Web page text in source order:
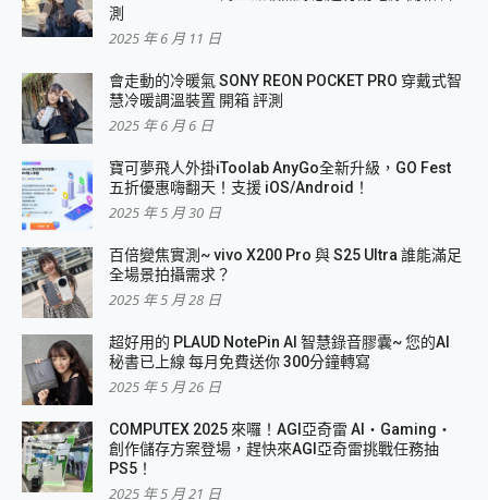
測
2025 年 6 月 11 日
會走動的冷暖氣 SONY REON POCKET PRO 穿戴式智
慧冷暖調溫裝置 開箱 評測
2025 年 6 月 6 日
寶可夢飛人外掛iToolab AnyGo全新升級，GO Fest
五折優惠嗨翻天！支援 iOS/Android！
2025 年 5 月 30 日
百倍變焦實測~ vivo X200 Pro 與 S25 Ultra 誰能滿足
全場景拍攝需求？
2025 年 5 月 28 日
超好用的 PLAUD NotePin AI 智慧錄音膠囊~ 您的AI
秘書已上線 每月免費送你 300分鐘轉寫
2025 年 5 月 26 日
COMPUTEX 2025 來囉！AGI亞奇雷 AI・Gaming・
創作儲存方案登場，趕快來AGI亞奇雷挑戰任務抽
PS5！
2025 年 5 月 21 日